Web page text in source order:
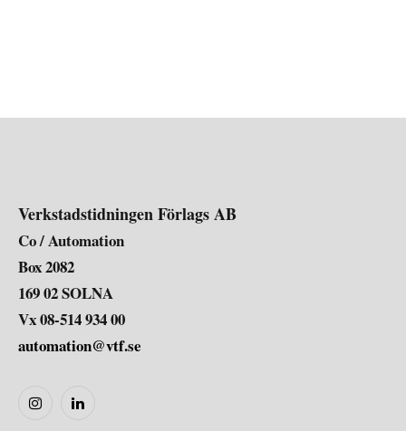
Verkstadstidningen Förlags AB
Co / Automation
Box 2082
169 02 SOLNA
Vx 08-514 934 00
automation@vtf.se
InstagramLinkedIn